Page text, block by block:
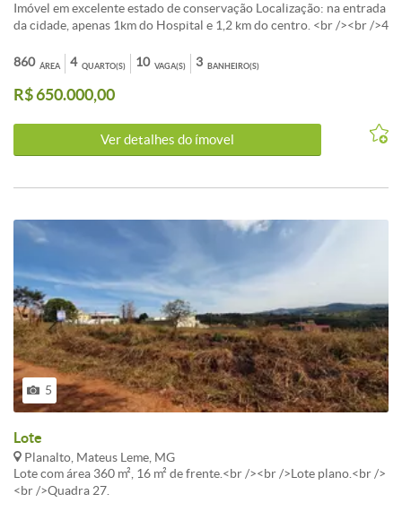
Imóvel em excelente estado de conservação Localização: na entrada
da cidade, apenas 1km do Hospital e 1,2 km do centro. <br /><br />4
tv Sala de jantar Escritório Sala de oração Copa Cozinha (16mx4m -
com fogão de lenha, forno a lenha, serpentina no banheiro e na pia
da cozinha) com lavanderia integrada. Garagem coberta para 4
com cobertura e portão. 1 viveiro coberto com área fechada e
aberta. Varanda estilo colonial em volta da casa. Sistema de
ÁREA
860 QUARTO(S)
4 VAGA(S)
10 BANHEIRO(S)
3
R$ 650.000,00
Ver detalhes do ímovel
5
Lote
Planalto, Mateus Leme, MG
Lote com área 360 m², 16 m² de frente.<br /><br />Lote plano.<br />
<br />Quadra 27.